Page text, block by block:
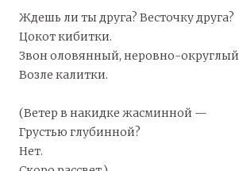
Ждешь ли ты друга? Весточку друга?
Цокот кибитки.
Звон оловянный, неровно-округлый
Возле калитки.
(Ветер в накидке жасминной —
Грустью глубинной?
Нет.